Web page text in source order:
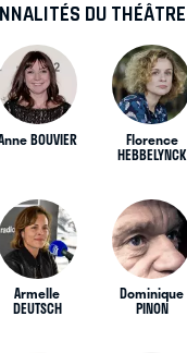
DU THÉÂTRE
BOUVIER Florence
HEBBELYNCK
Armelle
DEUTSCH
Dominique
PINON